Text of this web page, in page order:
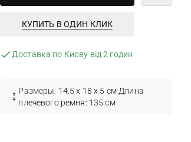
КУПИТЬ В ОДИН КЛИК
Доставка по Києву від 2 годин
Размеры: 14.5 х 18 х 5 см Длина
плечевого ремня: 135 см